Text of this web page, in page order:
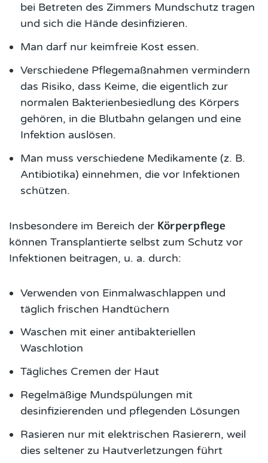
bei Betreten des Zimmers Mundschutz tragen
und sich die Hände desinfizieren.
Man darf nur keimfreie Kost essen.
Verschiedene Pflegemaßnahmen vermindern
das Risiko, dass Keime, die eigentlich zur
normalen Bakterienbesiedlung des Körpers
gehören, in die Blutbahn gelangen und eine
Infektion auslösen.
Man muss verschiedene Medikamente (z. B.
Antibiotika) einnehmen, die vor Infektionen
schützen.
Insbesondere im Bereich der Körperpflege
können Transplantierte selbst zum Schutz vor
Infektionen beitragen, u. a. durch:
Verwenden von Einmalwaschlappen und
täglich frischen Handtüchern
Waschen mit einer antibakteriellen
Waschlotion
Tägliches Cremen der Haut
Regelmäßige Mundspülungen mit
desinfizierenden und pflegenden Lösungen
Rasieren nur mit elektrischen Rasierern, weil
dies seltener zu Hautverletzungen führt